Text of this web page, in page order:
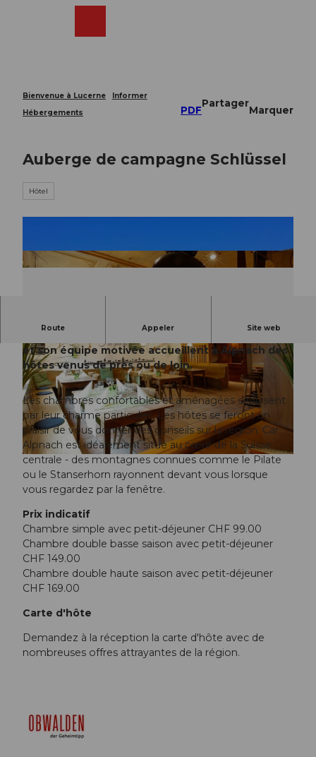
Bienvenue à Lucerne
Informer
Hébergements
PDF
Partager
Marquer
Auberge de campagne Schlüssel
Hôtel
© Obwalden Tourismus, Obwalden Tourismus
© Obwalden Tourismus, Obwalden Tourismus
Route Appeler Site web
Situé au pied du Pilate, le Landgasthof Schlüssel
et son équipe motivée accueillent à Alpnach des
hôtes venus de près ou de loin.
Les chambres confortables et aménagées séduisent
par leur charme particulier. Les hôtes se feront un
plaisir de vous donner des conseils sur la région. Car
Alpnach est idéalement situé au cœur de la Suisse
centrale - des montagnes connues comme le Pilate
ou le Stanserhorn rayonnent devant vous lorsque
vous regardez par la fenêtre.
Prix indicatif
Chambre simple avec petit-déjeuner CHF 99.00
Chambre double basse saison avec petit-déjeuner
CHF 149.00
Chambre double haute saison avec petit-déjeuner
CHF 169.00
Carte d'hôte
Demandez à la réception la carte d'hôte avec de
nombreuses offres attrayantes de la région.